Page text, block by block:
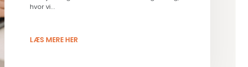
hvor vi...
LÆS MERE HER